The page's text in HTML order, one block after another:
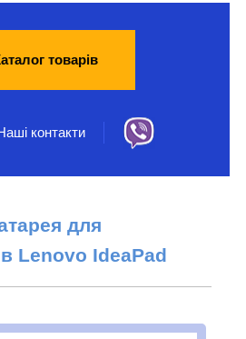
товарів
контакти
для
Lenovo IdeaPad